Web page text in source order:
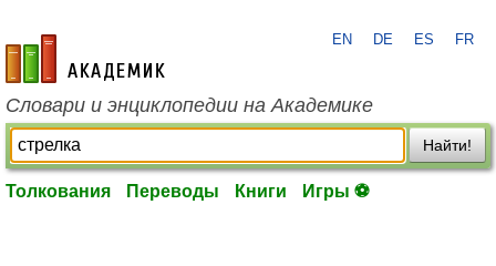
academic.ru
EN DE ES FR
Словари и энциклопедии на Академике
Найти!
Толкования Переводы Книги Игры ⚽